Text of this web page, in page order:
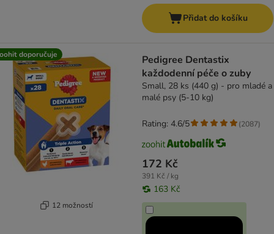
Přidat do košíku
doporučuje
12 možností
Pedigree Dentastix
každodenní péče o zuby
Small, 28 ks (440 g) - pro mladé a
malé psy (5-10 kg)
172 Kč
391 Kč / kg
163 Kč
Rating: 4.6/5 (2087)